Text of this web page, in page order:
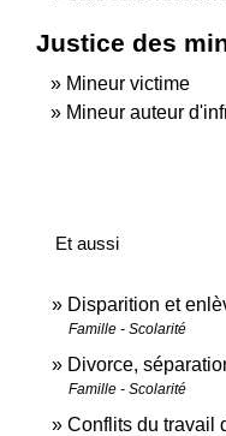
Justice des
Mineur victime
Mineur auteur
Et aussi
Disparition et
Famille - Scolarité
Divorce,
Famille - Scolarité
Conflits du travail